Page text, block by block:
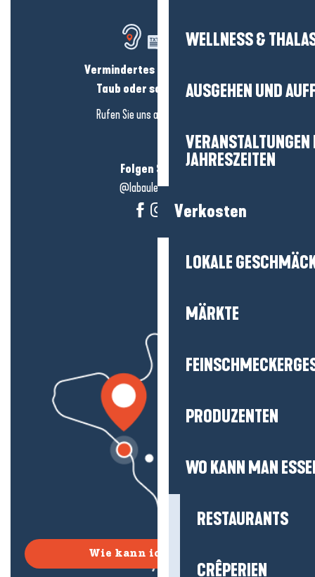
WELLNESS &
AUSGEHEN UND
JAHRESZEITEN
Verkosten
LOKALE
MÄRKTE
PRODUZENTEN
WO KANN MAN
RESTAURANTS
CRÊPERIEN
Vermindertes Hörvermögen?
Taub oder schwerhörig?
Rufen Sie uns an in
Folgen Sie uns!
@labauleguérande
Wie kann ich kommen?